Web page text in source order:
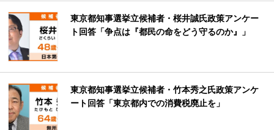
東京都知事選挙立候補者・桜井誠氏政策アンケー
ト回答「争点は『都民の命をどう守るのか』」
東京都知事選挙立候補者・竹本秀之氏政策アンケ
ート回答「東京都内での消費税廃止を」